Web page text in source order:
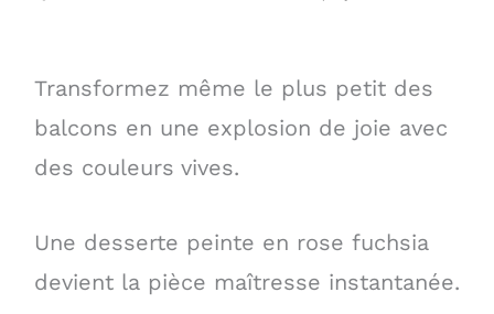
Transformez même le plus petit des
balcons en une explosion de joie avec
des couleurs vives.
Une desserte peinte en rose fuchsia
devient la pièce maîtresse instantanée.